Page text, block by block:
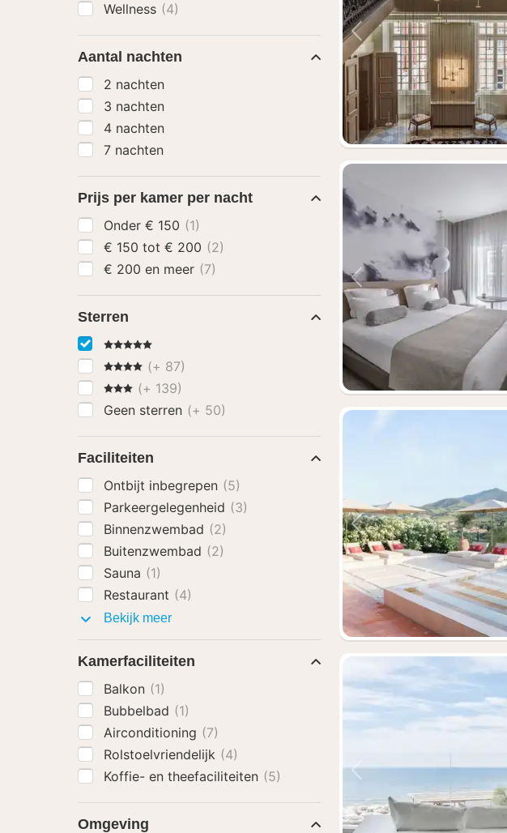
Vorige foto
Vorige foto
Vorige foto
Vorige foto
Wellness (4)
Aantal nachten
2 nachten
3 nachten
4 nachten
7 nachten
Prijs per kamer per nacht
Onder € 150 (1)
€ 150 tot € 200 (2)
€ 200 en meer (7)
Sterren
5 Sterren
4 Sterren(+ 87)
3 Sterren(+ 139)
Geen sterren (+ 50)
Faciliteiten
Ontbijt inbegrepen (5)
Parkeergelegenheid (3)
Binnenzwembad (2)
Buitenzwembad (2)
Sauna (1)
Restaurant (4)
Bekijk meerFaciliteiten
Kamerfaciliteiten
Balkon (1)
Bubbelbad (1)
Airconditioning (7)
Rolstoelvriendelijk (4)
Koffie- en theefaciliteiten (5)
Omgeving